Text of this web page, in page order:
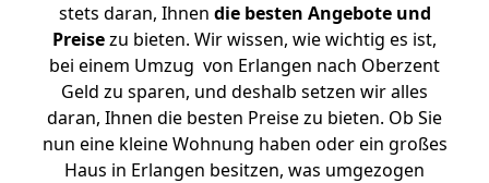
stets daran, Ihnen die besten Angebote und
Preisezu bieten. Wir wissen, wie wichtig es ist,
bei einem Umzug von Erlangen nach Oberzent
Geld zu sparen, und deshalb setzen wir alles
daran, Ihnen die besten Preise zu bieten. Ob Sie
nun eine kleine Wohnung haben oder ein großes
Haus in Erlangen besitzen, was umgezogen